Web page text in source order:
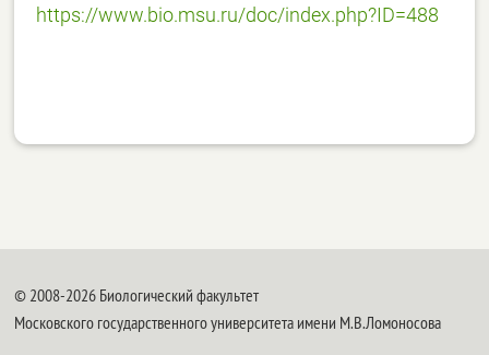
https://www.bio.msu.ru/doc/index.php?ID=488
© 2008-2026 Биологический факультет
Московского государственного университета имени М.В.Ломоносова